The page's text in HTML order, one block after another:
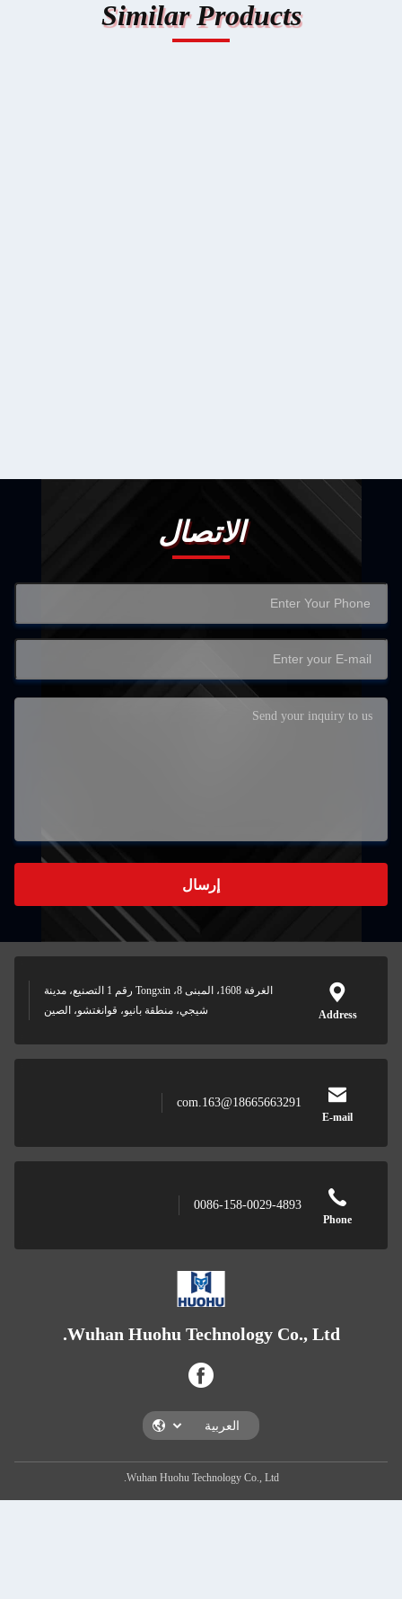
Similar Products
الاتصال
إرسال
Address
الغرفة 1608، المبنى 8، Tongxin رقم 1 التصنيع، مدينة
شيجي، منطقة بانيو، قوانغتشو، الصين
E-mail
18665663291@163.com
Phone
0086-158-0029-4893
Wuhan Huohu Technology Co., Ltd.
Wuhan Huohu Technology Co., Ltd.